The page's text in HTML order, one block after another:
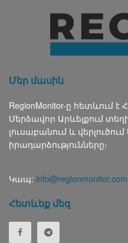
Մեր մասին
RegionMonitor-ը հետևում
Մերձավոր Արևելքում
լուսաբանում և
իրադարձությունները։
Կապ: info@regionmonitor.com
Հետևեք մեզ